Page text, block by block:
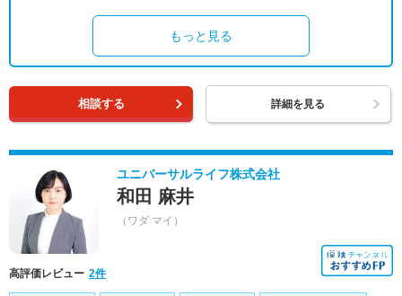
もっと見る
相談する 詳細を見る
ユニバーサルライフ株式会社
和田 麻井
（ワダ マイ）
高評価レビュー 2件